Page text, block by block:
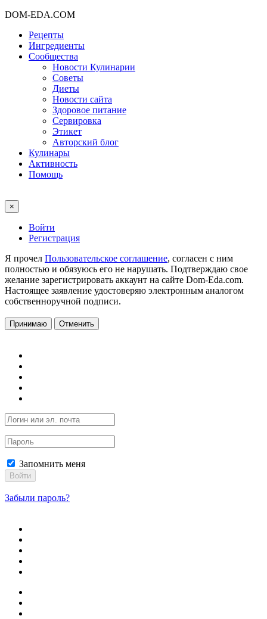
DOM-EDA.COM
Рецепты
Ингредиенты
Сообщества
Новости Кулинарии
Советы
Диеты
Новости сайта
Здоровое питание
Сервировка
Этикет
Авторский блог
Кулинары
Активность
Помощь
×
Войти
Регистрация
Я прочел Пользовательское соглашение, согласен с ним
полностью и обязуюсь его не нарушать. Подтверждаю свое
желание зарегистрировать аккаунт на сайте Dom-Eda.com.
Настоящее заявление удостоверяю электронным аналогом
собственноручной подписи.
Принимаю Отменить
Запомнить меня
Войти
Забыли пароль?